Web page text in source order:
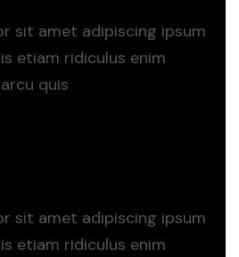
sit amet adipiscing ipsum
etiam ridiculus enim
quis
sit amet adipiscing ipsum
etiam ridiculus enim